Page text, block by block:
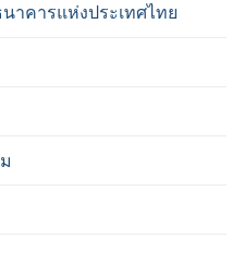
าคารแห่งประเทศไทย